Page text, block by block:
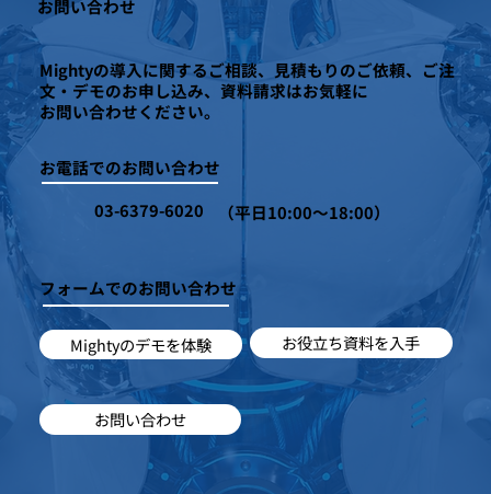
お問い合わせ
Mightyの導入に関するご相談、見積もりのご依頼、ご注
文・デモのお申し込み、資料請求はお気軽に
お問い合わせください。
お電話でのお問い合わせ
03-6379-6020
（平日10:00～18:00）
フォームでのお問い合わせ
Mightyのデモを体験 お役立ち資料を入手
お問い合わせ